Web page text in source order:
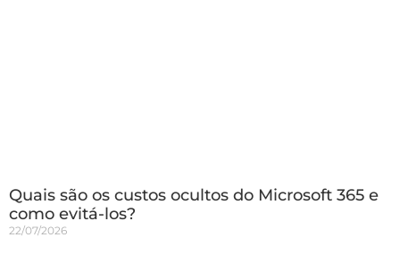
Quais são os custos ocultos do Microsoft 365 e
como evitá-los?
22/07/2026